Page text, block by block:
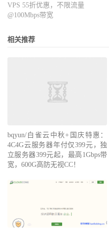
VPS 55折优惠，不限流量
@100Mbps带宽
相关推荐
bqyun/白雀云中秋+国庆特惠：
4C4G云服务器年付仅399元，独
立服务器399元起，最高1Gbps带
宽，600G高防无视CC！